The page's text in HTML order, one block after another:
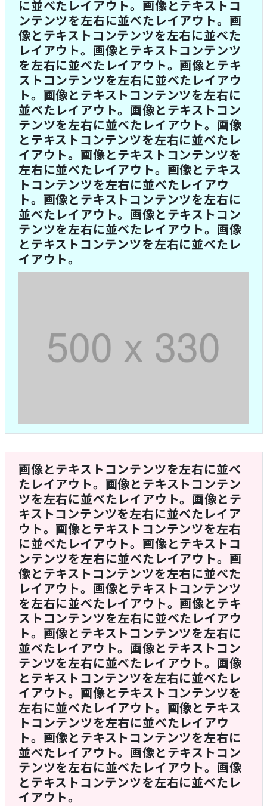
に並べたレイアウト。画像とテキストコ
ンテンツを左右に並べたレイアウト。画
像とテキストコンテンツを左右に並べた
レイアウト。画像とテキストコンテンツ
を左右に並べたレイアウト。画像とテキ
ストコンテンツを左右に並べたレイアウ
ト。画像とテキストコンテンツを左右に
並べたレイアウト。画像とテキストコン
テンツを左右に並べたレイアウト。画像
とテキストコンテンツを左右に並べたレ
イアウト。画像とテキストコンテンツを
左右に並べたレイアウト。画像とテキス
トコンテンツを左右に並べたレイアウ
ト。画像とテキストコンテンツを左右に
並べたレイアウト。画像とテキストコン
テンツを左右に並べたレイアウト。画像
とテキストコンテンツを左右に並べたレ
イアウト。
画像とテキストコンテンツを左右に並べ
たレイアウト。画像とテキストコンテン
ツを左右に並べたレイアウト。画像とテ
キストコンテンツを左右に並べたレイア
ウト。画像とテキストコンテンツを左右
に並べたレイアウト。画像とテキストコ
ンテンツを左右に並べたレイアウト。画
像とテキストコンテンツを左右に並べた
レイアウト。画像とテキストコンテンツ
を左右に並べたレイアウト。画像とテキ
ストコンテンツを左右に並べたレイアウ
ト。画像とテキストコンテンツを左右に
並べたレイアウト。画像とテキストコン
テンツを左右に並べたレイアウト。画像
とテキストコンテンツを左右に並べたレ
イアウト。画像とテキストコンテンツを
左右に並べたレイアウト。画像とテキス
トコンテンツを左右に並べたレイアウ
ト。画像とテキストコンテンツを左右に
並べたレイアウト。画像とテキストコン
テンツを左右に並べたレイアウト。画像
とテキストコンテンツを左右に並べたレ
イアウト。